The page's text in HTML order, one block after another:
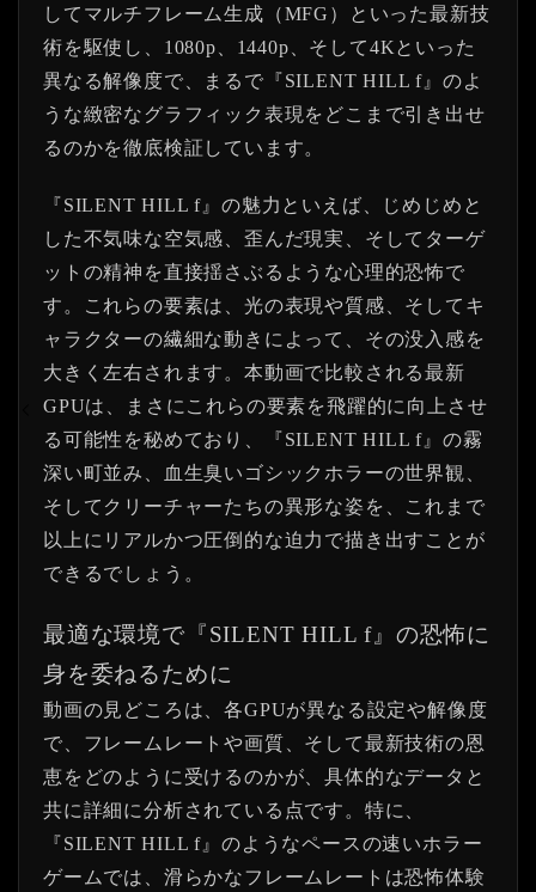
してマルチフレーム生成（MFG）といった最新技
術を駆使し、1080p、1440p、そして4Kといった
異なる解像度で、まるで『SILENT HILL f』のよ
うな緻密なグラフィック表現をどこまで引き出せ
るのかを徹底検証しています。
『SILENT HILL f』の魅力といえば、じめじめと
した不気味な空気感、歪んだ現実、そしてターゲ
ットの精神を直接揺さぶるような心理的恐怖で
す。これらの要素は、光の表現や質感、そしてキ
ャラクターの繊細な動きによって、その没入感を
大きく左右されます。本動画で比較される最新
GPUは、まさにこれらの要素を飛躍的に向上させ
る可能性を秘めており、『SILENT HILL f』の霧
深い町並み、血生臭いゴシックホラーの世界観、
そしてクリーチャーたちの異形な姿を、これまで
以上にリアルかつ圧倒的な迫力で描き出すことが
できるでしょう。
最適な環境で『SILENT HILL f』の恐怖に
身を委ねるために
動画の見どころは、各GPUが異なる設定や解像度
で、フレームレートや画質、そして最新技術の恩
恵をどのように受けるのかが、具体的なデータと
共に詳細に分析されている点です。特に、
『SILENT HILL f』のようなペースの速いホラー
ゲームでは、滑らかなフレームレートは恐怖体験